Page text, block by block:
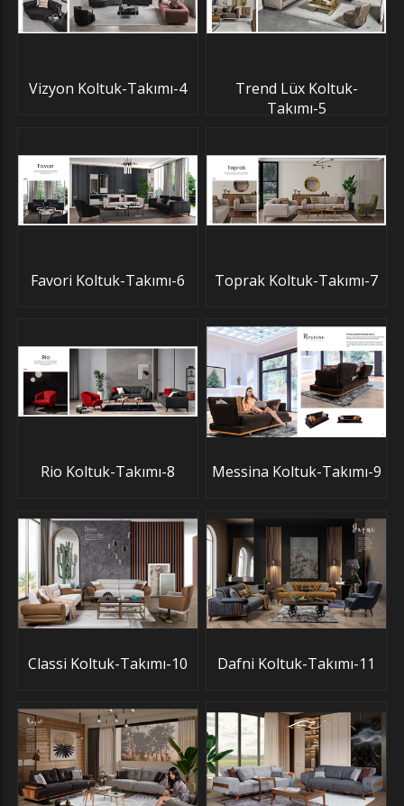
Vizyon Koltuk-Takımı-4
Trend Lüx Koltuk-
Takımı-5
Favori Koltuk-Takımı-6 Toprak Koltuk-Takımı-7
Rio Koltuk-Takımı-8 Messina Koltuk-Takımı-9
Classi Koltuk-Takımı-10 Dafni Koltuk-Takımı-11